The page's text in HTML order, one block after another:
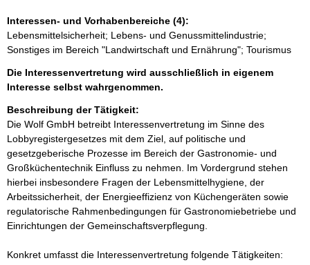
Interessen- und Vorhabenbereiche (4):
Lebensmittelsicherheit; Lebens- und Genussmittelindustrie;
Sonstiges im Bereich "Landwirtschaft und Ernährung"; Tourismus
Die Interessenvertretung wird ausschließlich in eigenem
Interesse selbst wahrgenommen.
Beschreibung der Tätigkeit:
Die Wolf GmbH betreibt Interessenvertretung im Sinne des
Lobbyregistergesetzes mit dem Ziel, auf politische und
gesetzgeberische Prozesse im Bereich der Gastronomie- und
Großküchentechnik Einfluss zu nehmen. Im Vordergrund stehen
hierbei insbesondere Fragen der Lebensmittelhygiene, der
Arbeitssicherheit, der Energieeffizienz von Küchengeräten sowie
regulatorische Rahmenbedingungen für Gastronomiebetriebe und
Einrichtungen der Gemeinschaftsverpflegung.
Konkret umfasst die Interessenvertretung folgende Tätigkeiten: